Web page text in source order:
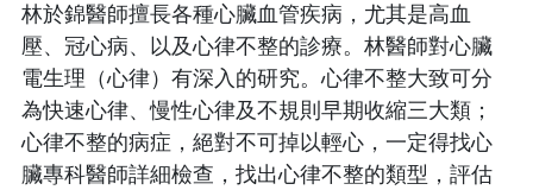
林於錦醫師擅長各種心臟血管疾病，尤其是高血
壓、冠心病、以及心律不整的診療。林醫師對心臟
電生理（心律）有深入的研究。心律不整大致可分
為快速心律、慢性心律及不規則早期收縮三大類；
心律不整的病症，絕對不可掉以輕心，一定得找心
臟專科醫師詳細檢查，找出心律不整的類型，評估